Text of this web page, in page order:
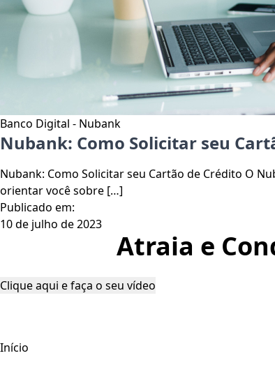
Banco Digital - Nubank
Nubank: Como Solicitar seu
Nubank: Como Solicitar seu Cartão de Crédito O
orientar você sobre […]
Publicado em:
10 de julho de 2023
Atraia e
Clique aqui e faça o seu vídeo
Início